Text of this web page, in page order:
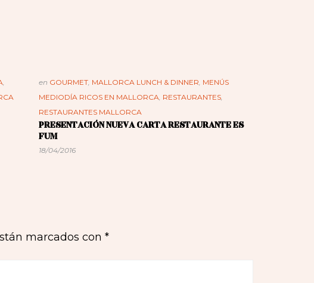
,
en GOURMET, MALLORCA LUNCH & DINNER, MENÚS
MEDIODÍA RICOS EN MALLORCA, RESTAURANTES,
RESTAURANTES MALLORCA
PRESENTACIÓN NUEVA CARTA RESTAURANTE ES
FUM
18/04/2016
marcados con *